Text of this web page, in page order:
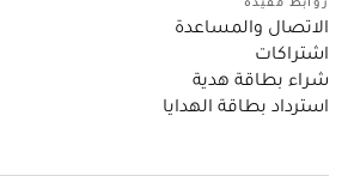
الاتصال والمساعدة
اشتراكات
شراء بطاقة هدية
استرداد بطاقة الهدايا